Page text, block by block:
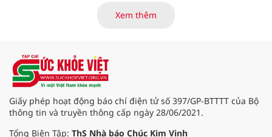
động thể lực; Khuyến cáo hoạt
động thể lực phù hợp theo nhóm
Xem thêm
Giấy phép hoạt động báo chí điện tử số 397/GP-BTTTT của Bộ
thông tin và truyền thông cấp ngày 28/06/2021.
Tổng Biên Tập: ThS Nhà báo Chúc Kim Vinh